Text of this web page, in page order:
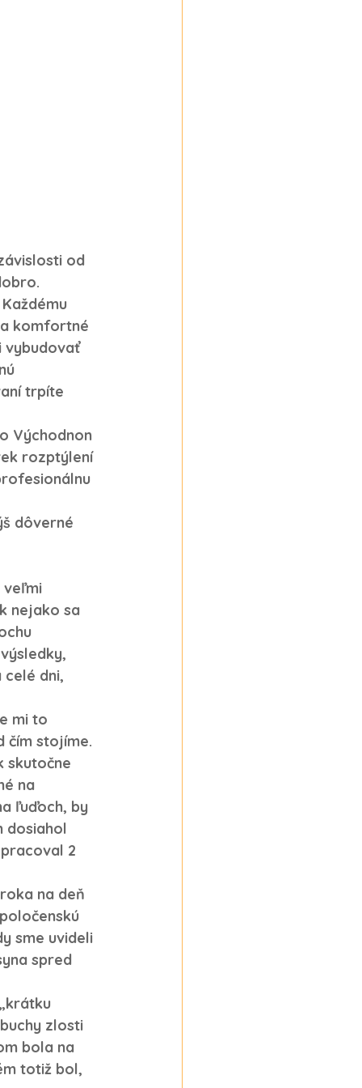
od
.
komfortné
vybudovať
trpíte
Východnon
rozptýlení
dôverné
veľmi
nejako sa
celé dni,
mi to
čím stojíme.
skutočne
na
ľuďoch, by
dosiahol
2
na deň
sme uvideli
spred
zlosti
bola na
totiž bol,